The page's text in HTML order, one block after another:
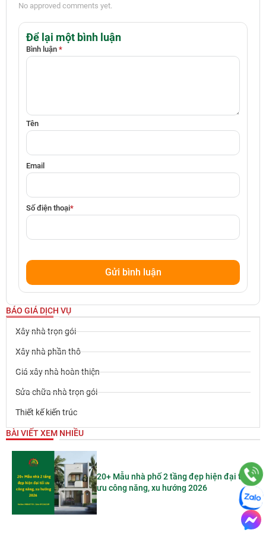
No approved comments yet.
Để lại một bình luận
Bình luận *
Tên
Email
Số điện thoại*
BÁO GIÁ DỊCH VỤ
Xây nhà trọn gói
Xây nhà phần thô
Giá xây nhà hoàn thiện
Sửa chữa nhà trọn gói
Thiết kế kiến trúc
BÀI VIẾT XEM NHIỀU
20+ Mẫu nhà phố 2 tầng đẹp hiện đại tối
ưu công năng, xu hướng 2026